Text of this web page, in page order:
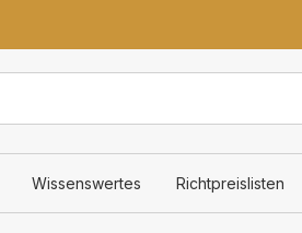
Wissenswertes Richtpreislisten